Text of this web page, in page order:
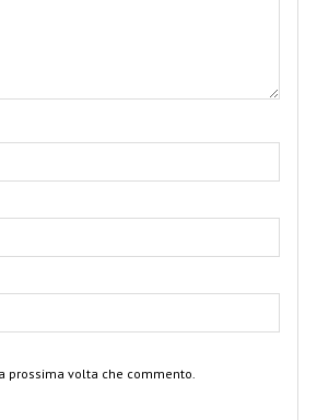
prossima volta che commento.